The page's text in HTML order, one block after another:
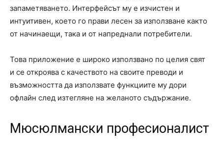
запаметяването. Интерфейсът му е изчистен и
интуитивен, което го прави лесен за използване както
от начинаещи, така и от напреднали потребители.
Това приложение е широко използвано по целия свят
и се откроява с качеството на своите преводи и
възможността да използвате функциите му дори
офлайн след изтегляне на желаното съдържание.
Мюсюлмански професионалист